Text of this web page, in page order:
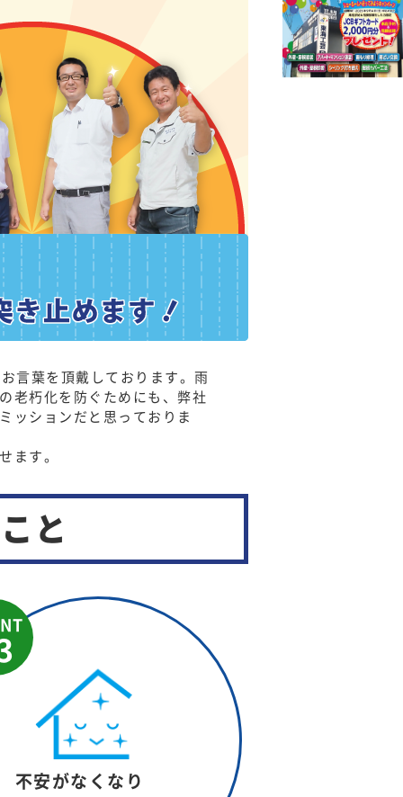
言葉を頂戴しております。雨
老朽化を防ぐためにも、弊社
ッションだと思っておりま
ます。
と
不安がなくなり